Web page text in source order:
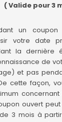
( Valide pour 3
un coupon
votre date
la dernière
de
et pas
ouvert
3 mois à